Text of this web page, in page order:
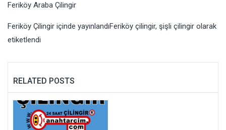
Feriköy Araba Çilingir
Feriköy Çilingir içinde yayınlandıFeriköy çilingir, şişli çilingir olarak
etiketlendi
RELATED POSTS